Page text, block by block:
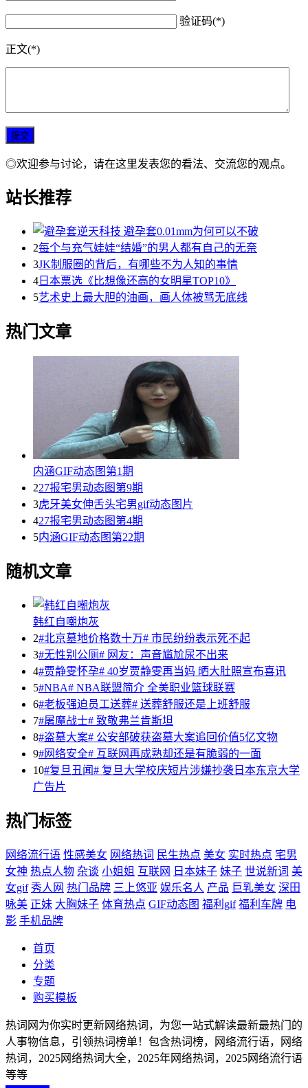
验证码(*)
正文(*)
◎欢迎参与讨论，请在这里发表您的看法、交流您的观点。
站长推荐
2每个与充气娃娃“结婚”的男人都有自己的无奈
3JK制服圈的背后，有哪些不为人知的事情
4 日本票选《比想像还高的女明星TOP10》
5艺术史上最大胆的油画，画人体被骂无底线
热门文章
内涵GIF动态图第1期
227报宅男动态图第9期
3虎牙美女伸舌头宅男gif动态图片
427报宅男动态图第4期
5内涵GIF动态图第22期
随机文章
韩红自嘲炮灰
2#北京墓地价格数十万# 市民纷纷表示死不起
3#无性别公厕# 网友：声音尴尬尿不出来
4#贾静雯怀孕# 40岁贾静雯再当妈 晒大肚照宣布喜讯
5#NBA# NBA联盟简介 全美职业篮球联赛
6#老板强迫员工送葬# 送葬舒服还是上班舒服
7#屠魔战士# 致敬弗兰肯斯坦
8#盗墓大案# 公安部破获盗墓大案追回价值5亿文物
9#网络安全# 互联网再成熟却还是有脆弱的一面
10#复旦丑闻# 复旦大学校庆短片涉嫌抄袭日本东京大学
广告片
热门标签
网络流行语 性感美女 网络热词 民生热点 美女 实时热点 宅男
女神 热点人物 杂谈 小姐姐 互联网 日本妹子 妹子 世说新词 美
女gif 秀人网 热门品牌 三上悠亚 娱乐名人 产品 巨乳美女 深田
咏美 正妹 大胸妹子 体育热点 GIF动态图 福利gif 福利车牌 电
影 手机品牌
首页
分类
专题
购买模板
热词网为你实时更新网络热词，为您一站式解读最新最热门的
人事物信息，引领热词榜单！包含热词榜，网络流行语，网络
热词，2025网络热词大全，2025年网络热词，2025网络流行语
等等